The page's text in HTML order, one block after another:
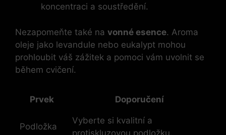
koncentraci a soustředění.
Nezapomeňte také na vonné esence. Aroma
oleje jako levandule nebo eukalypt mohou
prohloubit váš zážitek a pomoci vám uvolnit se
během cvičení.
Prvek Doporučení
Podložka
Vyberte si kvalitní a